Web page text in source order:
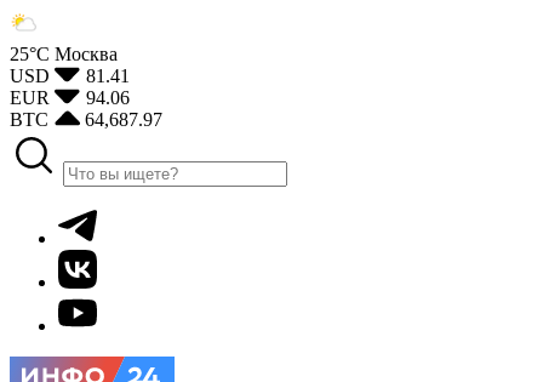
25°С Москва
USD
81.41
EUR
94.06
BTC
64,687.97